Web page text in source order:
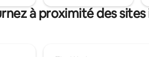
à proximité des